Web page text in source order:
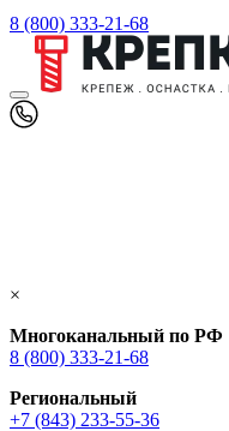
8 (800) 333-21-68
×
Многоканальный по РФ
8 (800) 333‑21-68
Региональный
+7 (843) 233-55-36